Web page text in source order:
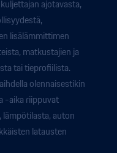
ajotavasta,
lisälämmittimen
matkustajien ja
tai tieprofiilista.
olennaisestikin
-aika riippuvat
auton
latausten